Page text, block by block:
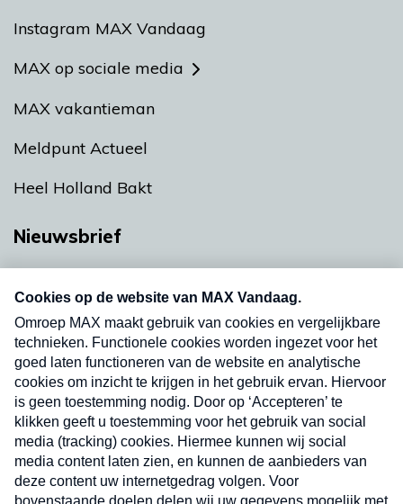
Instagram MAX Vandaag
MAX op sociale media
MAX vakantieman
Meldpunt Actueel
Heel Holland Bakt
Nieuwsbrief
nieuwsbrief. Elke vrijdag- en dinsdagochtend in
uw mailbox.
Verzend